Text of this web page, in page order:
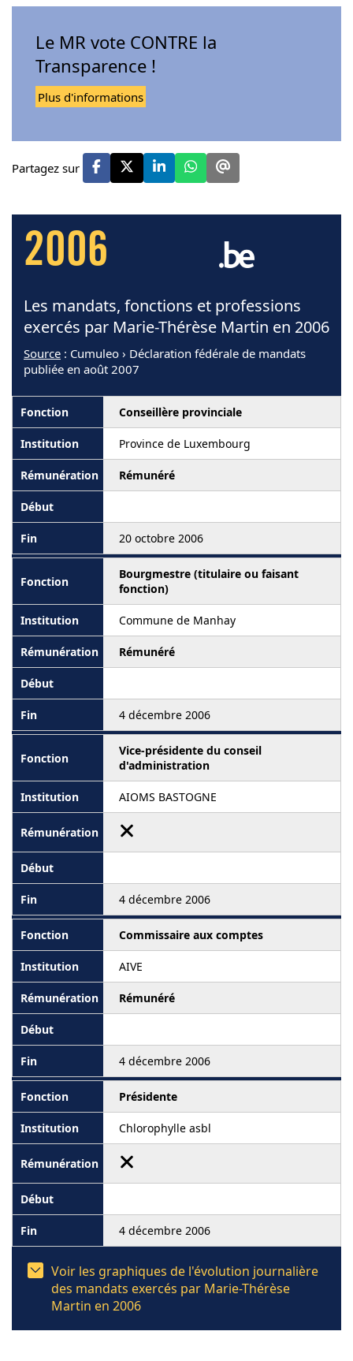
Le MR vote CONTRE la
Transparence !
Plus d'informations
Partagez sur
2006
Les mandats, fonctions et professions
exercés par Marie-Thérèse Martin en 2006
Source : Cumuleo › Déclaration fédérale de mandats
publiée en août 2007
Conseillère provinciale
Province de Luxembourg
Rémunéré
20 octobre 2006
Bourgmestre (titulaire ou faisant
fonction)
Commune de Manhay
Rémunéré
4 décembre 2006
Vice-présidente du conseil
d'administration
AIOMS BASTOGNE
4 décembre 2006
Commissaire aux comptes
AIVE
Rémunéré
4 décembre 2006
Présidente
Chlorophylle asbl
4 décembre 2006
Voir les graphiques de l'évolution journalière
des mandats exercés par Marie-Thérèse
Martin en 2006